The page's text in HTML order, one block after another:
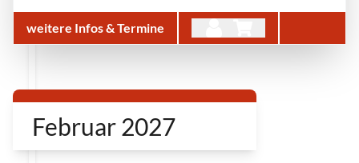
weitere Infos & Termine
Februar 2027